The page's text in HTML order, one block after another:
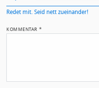
Redet mit. Seid nett zueinander!
KOMMENTAR*